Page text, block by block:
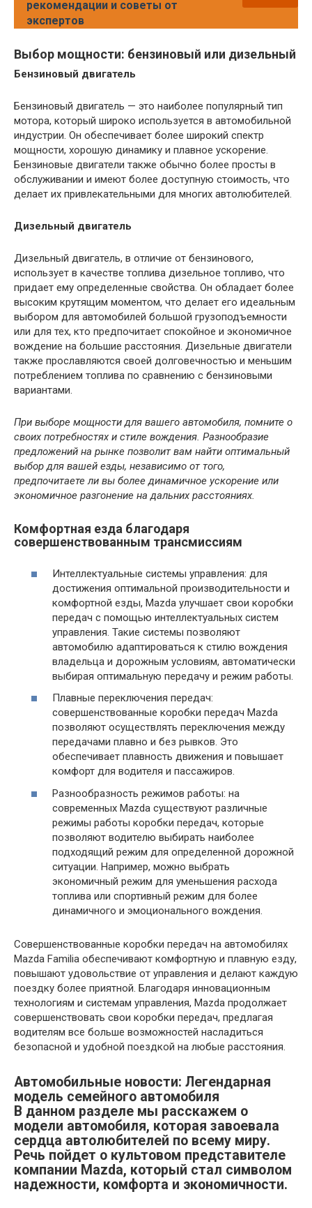
рекомендации и советы от
экспертов
Выбор мощности: бензиновый или дизельный
Бензиновый двигатель
Бензиновый двигатель — это наиболее популярный тип
мотора, который широко используется в автомобильной
индустрии. Он обеспечивает более широкий спектр
мощности, хорошую динамику и плавное ускорение.
Бензиновые двигатели также обычно более просты в
обслуживании и имеют более доступную стоимость, что
делает их привлекательными для многих автолюбителей.
Дизельный двигатель
Дизельный двигатель, в отличие от бензинового,
использует в качестве топлива дизельное топливо, что
придает ему определенные свойства. Он обладает более
высоким крутящим моментом, что делает его идеальным
выбором для автомобилей большой грузоподъемности
или для тех, кто предпочитает спокойное и экономичное
вождение на большие расстояния. Дизельные двигатели
также прославляются своей долговечностью и меньшим
потреблением топлива по сравнению с бензиновыми
вариантами.
При выборе мощности для вашего автомобиля, помните о
своих потребностях и стиле вождения. Разнообразие
предложений на рынке позволит вам найти оптимальный
выбор для вашей езды, независимо от того,
предпочитаете ли вы более динамичное ускорение или
экономичное разгонение на дальних расстояниях.
Комфортная езда благодаря
совершенствованным трансмиссиям
Интеллектуальные системы управления: для
достижения оптимальной производительности и
комфортной езды, Mazda улучшает свои коробки
передач с помощью интеллектуальных систем
управления. Такие системы позволяют
автомобилю адаптироваться к стилю вождения
владельца и дорожным условиям, автоматически
выбирая оптимальную передачу и режим работы.
Плавные переключения передач:
совершенствованные коробки передач Mazda
позволяют осуществлять переключения между
передачами плавно и без рывков. Это
обеспечивает плавность движения и повышает
комфорт для водителя и пассажиров.
Разнообразность режимов работы: на
современных Mazda существуют различные
режимы работы коробки передач, которые
позволяют водителю выбирать наиболее
подходящий режим для определенной дорожной
ситуации. Например, можно выбрать
экономичный режим для уменьшения расхода
топлива или спортивный режим для более
динамичного и эмоционального вождения.
Совершенствованные коробки передач на автомобилях
Mazda Familia обеспечивают комфортную и плавную езду,
повышают удовольствие от управления и делают каждую
поездку более приятной. Благодаря инновационным
технологиям и системам управления, Mazda продолжает
совершенствовать свои коробки передач, предлагая
водителям все больше возможностей насладиться
безопасной и удобной поездкой на любые расстояния.
Автомобильные новости: Легендарная
модель семейного автомобиля
В данном разделе мы расскажем о
модели автомобиля, которая завоевала
сердца автолюбителей по всему миру.
Речь пойдет о культовом представителе
компании Mazda, который стал символом
надежности, комфорта и экономичности.